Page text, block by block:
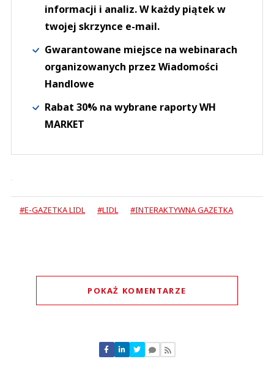
informacji i analiz. W każdy piątek w
twojej skrzynce e-mail.
Gwarantowane miejsce na webinarach
organizowanych przez Wiadomości
Handlowe
Rabat 30% na wybrane raporty WH
MARKET
#E-GAZETKA LIDL #LIDL #INTERAKTYWNA GAZETKA
POKAŻ KOMENTARZE
Nie znaleziono komentarzy
Zostaw swoje komentarze